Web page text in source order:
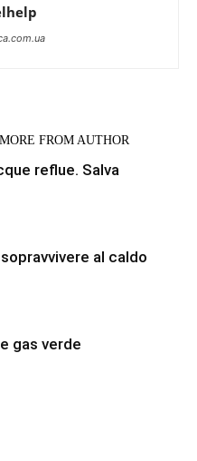
MORE FROM AUTHOR
reflue. Salva
al caldo
gas verde